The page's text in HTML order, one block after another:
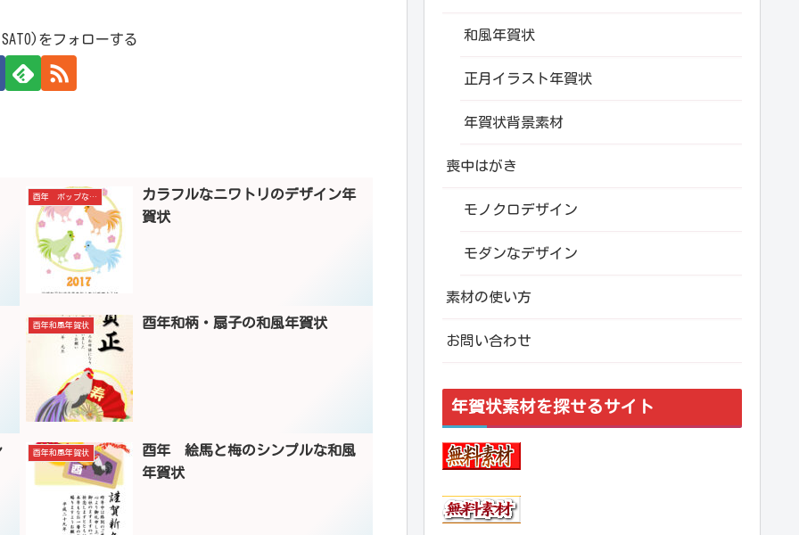
をフォローする
酉年 ポップなデザイン
カラフルなニワトリのデザイン年
賀状
酉年和風年賀状 酉年和柄・扇子の和風年賀状
酉年和風年賀状
酉年 絵馬と梅のシンプルな和風
年賀状
和風年賀状
正月イラスト年賀状
年賀状背景素材
喪中はがき
モノクロデザイン
モダンなデザイン
素材の使い方
お問い合わせ
年賀状素材を探せるサイト